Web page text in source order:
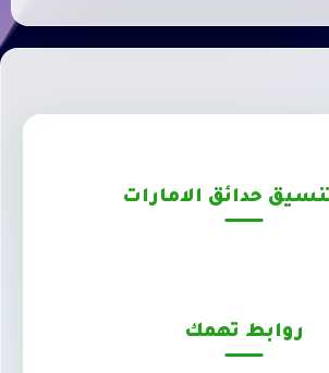
حدائق الامارات
روابط تهمك